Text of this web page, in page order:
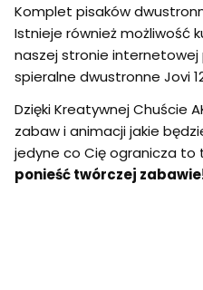
Komplet pisaków
Istnieje również możliwość
naszej stronie internetowej
spieralne dwustronne Jovi
Dzięki Kreatywnej Chuście
zabaw i animacji jakie
jedyne co Cię ogranicza to
ponieść twórczej